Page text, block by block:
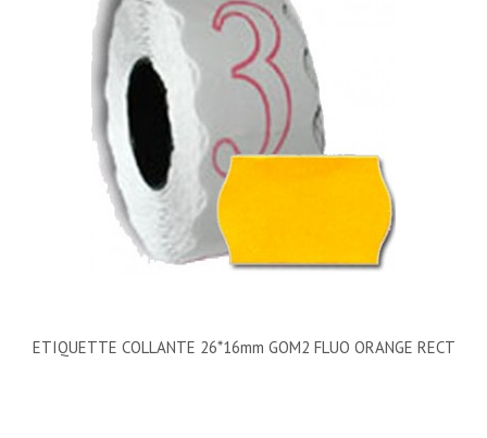
ETIQUETTE COLLANTE 26*16mm GOM2 FLUO ORANGE RECT